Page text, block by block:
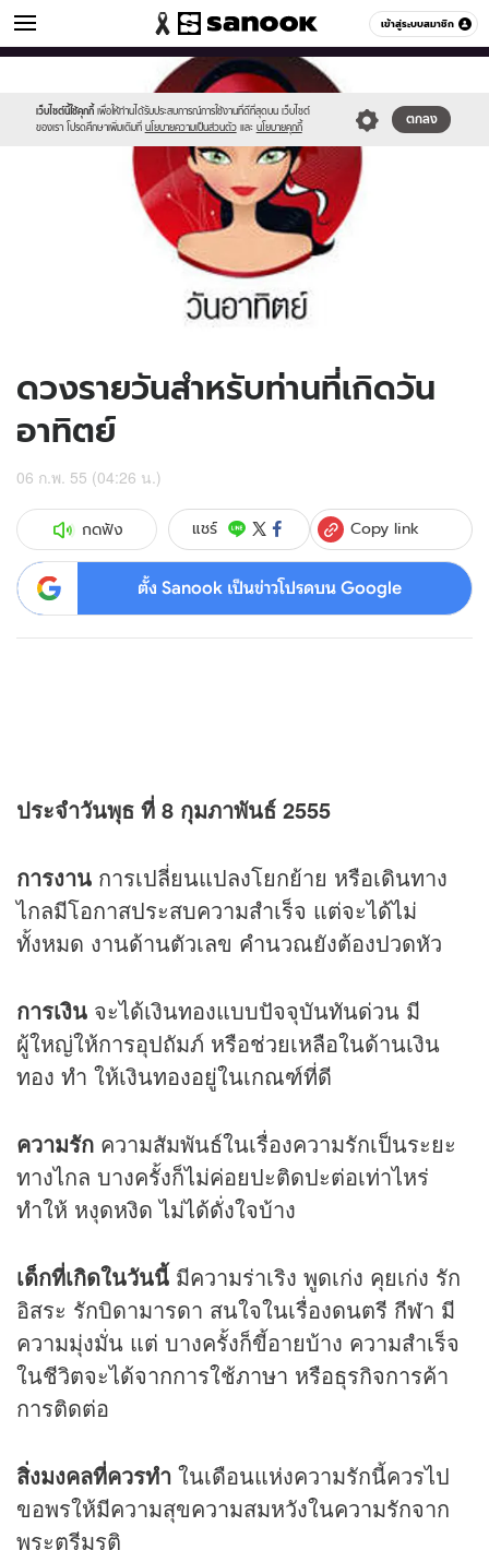
เข้าสู่ระบบสมาชิก
ดูดวง หมวดอื่นๆ
เว็บไซต์นี้ใช้คุกกี้ เพื่อให้ท่านได้รับประสบการณ์การใช้งานที่ดีที่สุดบน เว็บไซต์
ของเรา โปรดศึกษาเพิ่มเติมที่ นโยบายความเป็นส่วนตัว และ นโยบายคุกกี้
ตกลง
//s.isanook.com/sr/0/images/logo-
sanook.png
//s.isanook.com/ho/0/ud/4/24825/170-
ดวงรายวันสำหรับท่านที่เกิดวัน
อาทิตย์
06 ก.พ. 55 (04:26 น.)
กดฟัง แชร์ Copy link
ตั้ง Sanook เป็นข่าวโปรดบน Google
ประจำวันพุธ ที่ 8 กุมภาพันธ์ 2555
การงาน การเปลี่ยนแปลงโยกย้าย หรือเดินทาง
ไกลมีโอกาสประสบความสำเร็จ แต่จะได้ไม่
ทั้งหมด งานด้านตัวเลข คำนวณยังต้องปวดหัว
การเงิน จะได้เงินทองแบบปัจจุบันทันด่วน มี
ผู้ใหญ่ให้การอุปถัมภ์ หรือช่วยเหลือในด้านเงิน
ทอง ทำ ให้เงินทองอยู่ในเกณฑ์ที่ดี
ความรัก ความสัมพันธ์ในเรื่องความรักเป็นระยะ
ทางไกล บางครั้งก็ไม่ค่อยปะติดปะต่อเท่าไหร่
ทำให้ หงุดหงิด ไม่ได้ดั่งใจบ้าง
เด็กที่เกิดในวันนี้ มีความร่าเริง พูดเก่ง คุยเก่ง รัก
อิสระ รักบิดามารดา สนใจในเรื่องดนตรี กีฬา มี
ความมุ่งมั่น แต่ บางครั้งก็ขี้อายบ้าง ความสำเร็จ
ในชีวิตจะได้จากการใช้ภาษา หรือธุรกิจการค้า
การติดต่อ
สิ่งมงคลที่ควรทำ ในเดือนแห่งความรักนี้ควรไป
ขอพรให้มีความสุขความสมหวังในความรักจาก
พระตรีมูรติ